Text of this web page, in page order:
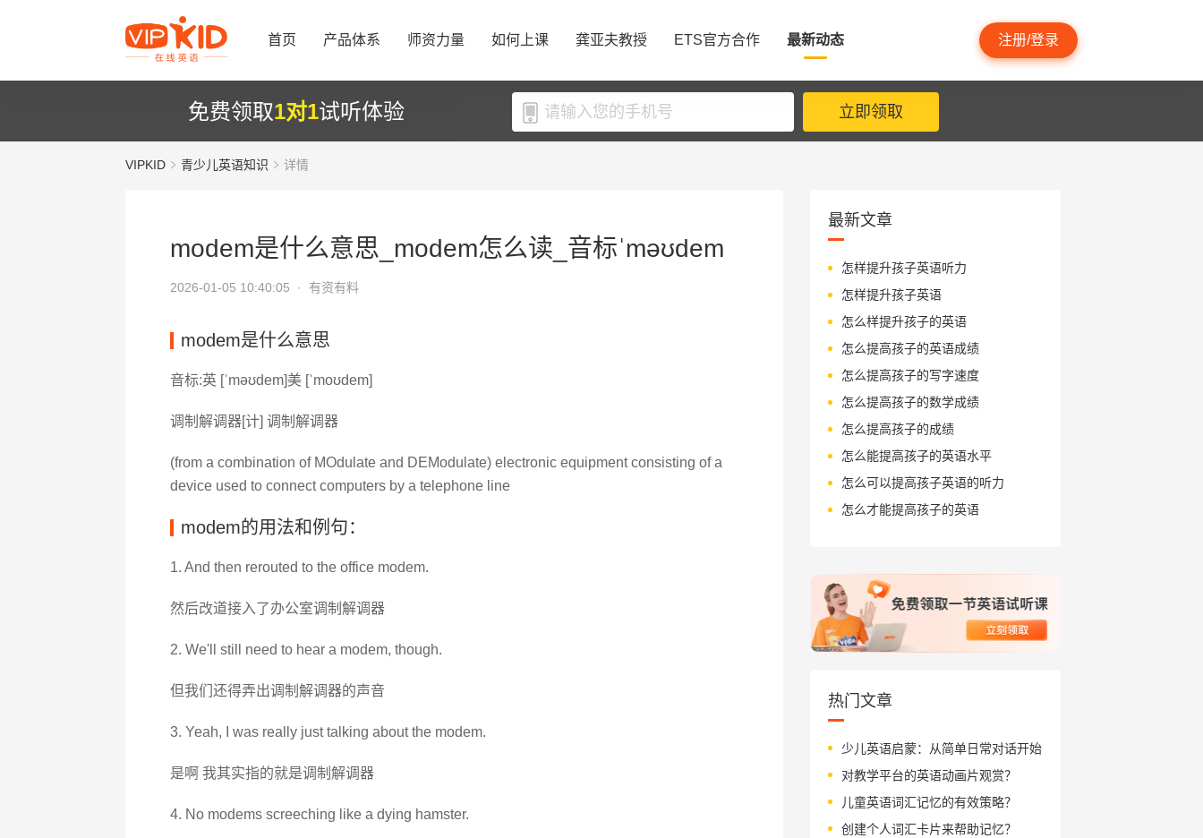
首页 产品体系 师资力量 如何上课 龚亚夫教授 ETS官方合作 最新动态 注册/登录
免费领取1对1试听体验 立即领取
VIPKID 青少儿英语知识 详情
modem是什么意思_modem怎么读_音标ˈməʊdem
2026-01-05 10:40:05 · 有资有料
modem是什么意思
音标:英 [ˈməʊdem]美 [ˈmoʊdem]
调制解调器[计] 调制解调器
(from a combination of MOdulate and DEModulate) electronic equipment consisting of a
device used to connect computers by a telephone line
modem的用法和例句：
1. And then rerouted to the office modem.
然后改道接入了办公室调制解调器
2. We'll still need to hear a modem, though.
但我们还得弄出调制解调器的声音
3. Yeah, I was really just talking about the modem.
是啊 我其实指的就是调制解调器
4. No modems screeching like a dying hamster.
最新文章
怎样提升孩子英语听力
怎样提升孩子英语
怎么样提升孩子的英语
怎么提高孩子的英语成绩
怎么提高孩子的写字速度
怎么提高孩子的数学成绩
怎么提高孩子的成绩
怎么能提高孩子的英语水平
怎么可以提高孩子英语的听力
怎么才能提高孩子的英语
热门文章
少儿英语启蒙：从简单日常对话开始
对教学平台的英语动画片观赏？
儿童英语词汇记忆的有效策略？
创建个人词汇卡片来帮助记忆？